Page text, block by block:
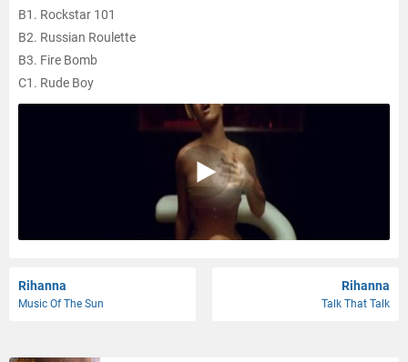
B1. Rockstar 101
B2. Russian Roulette
B3. Fire Bomb
C1. Rude Boy
C2. Photographs
Rihanna
Music Of The Sun
Rihanna
Talk That Talk